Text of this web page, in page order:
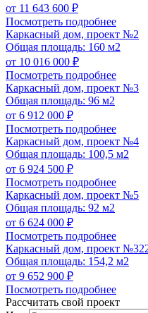
от 11 643 600 ₽
Посмотреть подробнее
Каркасный дом, проект №2
Общая площадь: 160 м2
от 10 016 000 ₽
Посмотреть подробнее
Каркасный дом, проект №3
Общая площадь: 96 м2
от 6 912 000 ₽
Посмотреть подробнее
Каркасный дом, проект №4
Общая площадь: 100,5 м2
от 6 924 500 ₽
Посмотреть подробнее
Каркасный дом, проект №5
Общая площадь: 92 м2
от 6 624 000 ₽
Посмотреть подробнее
Каркасный дом, проект
Общая площадь: 154,2 м2
от 9 652 900 ₽
Посмотреть подробнее
Рассчитать свой проект